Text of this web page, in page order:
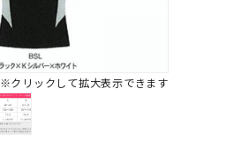
※クリックして拡大表示できます